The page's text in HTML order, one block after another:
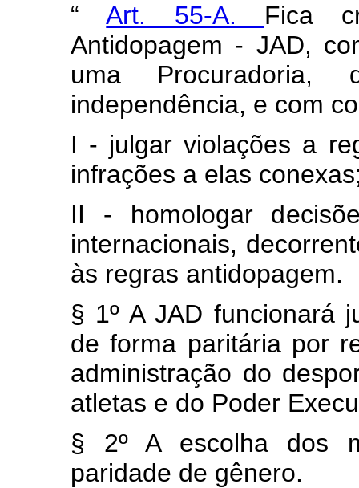
“Art. 55-A. Fica
Antidopagem - JAD,
uma Procuradoria,
independência, e com
I - julgar violações a
infrações a elas
II - homologar
internacionais,
às regras antidopagem.
§ 1º A JAD funcionará
de forma paritária por
administração do
atletas e do Poder
§ 2º A escolha dos
paridade de gênero.